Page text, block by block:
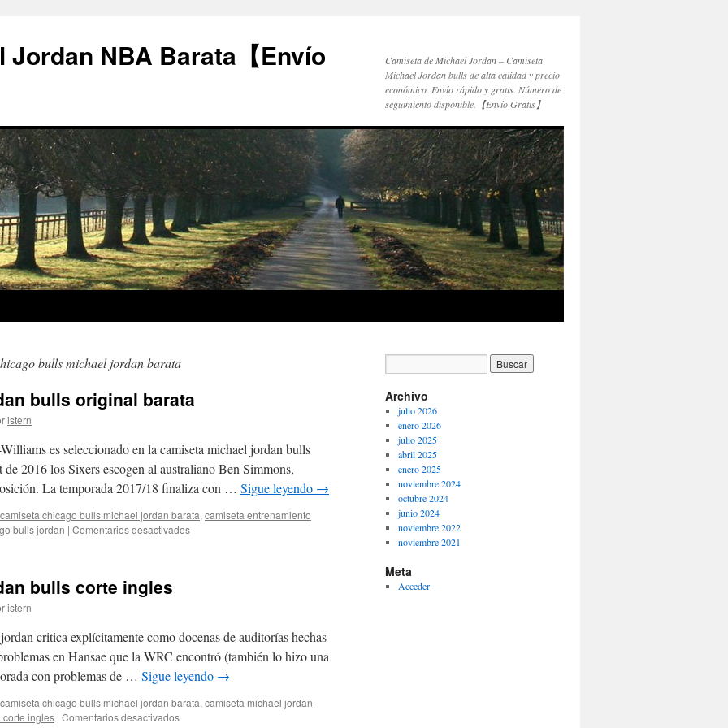
Jordan NBA Barata【Envío
Camiseta de Michael Jordan – Camiseta
Michael Jordan bulls de alta calidad y precio
económico. Envío rápido y gratis. Número de
seguimiento disponible.【Envío Gratis】
bulls michael jordan barata
bulls original barata
istern
es seleccionado en la camiseta michael jordan bulls
2016 los Sixers escogen al australiano Ben Simmons,
La temporada 2017/18 finaliza con … Sigue leyendo →
camiseta chicago bulls michael jordan barata, camiseta entrenamiento
bulls jordan | Comentarios desactivadosen
bulls corte ingles
istern
critica explícitamente como docenas de auditorías hechas
en Hansae que la WRC encontró (también lo hizo una
con problemas de … Sigue leyendo →
camiseta chicago bulls michael jordan barata, camiseta michael jordan
corte ingles | Comentarios desactivadosen
Archivo
julio 2026
enero 2026
julio 2025
abril 2025
enero 2025
noviembre 2024
octubre 2024
junio 2024
noviembre 2022
noviembre 2021
Meta
Acceder